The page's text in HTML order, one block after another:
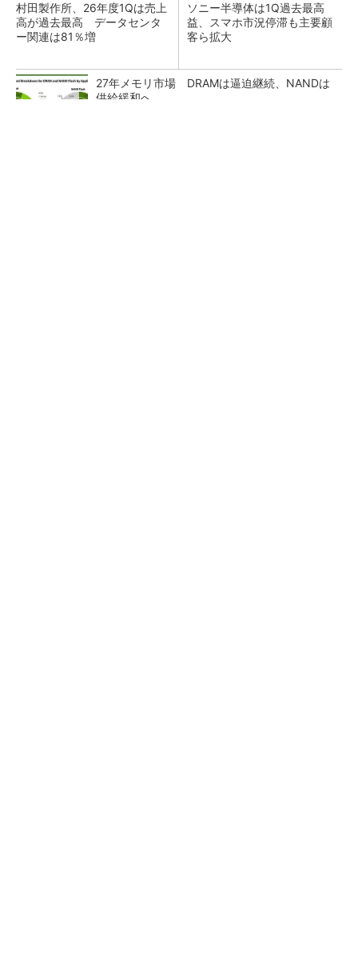
村田製作所、26年度1Qは売上
高が過去最高 データセンタ
ー関連は81％増
ソニー半導体は1Q過去最高
益、スマホ市況停滞も主要顧
客ら拡大
27年メモリ市場 DRAMは逼迫継続、NANDは
供給緩和へ